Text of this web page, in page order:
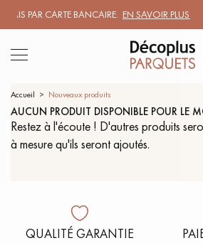
PAR CARTE BANCAIRE.EN SAVOIR PLUS|
LES RECHERCHES LES PLUS
SOL PLAQUÉ BOIS VERITABLES
Accueil Nouveaux produits
AUCUN PRODUIT DISPONIBLE POUR LE
Restez à l'écoute ! D'autres produits
à mesure qu'ils seront ajoutés.
QUALITÉ GARANTIE